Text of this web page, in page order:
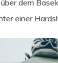
dem
einer